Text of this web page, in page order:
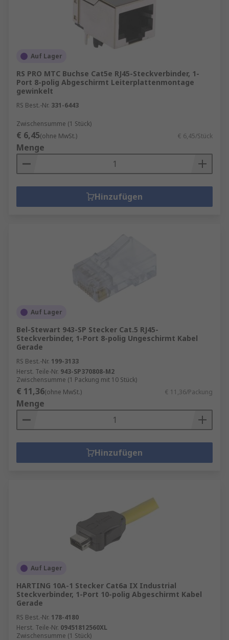
Auf Lager
RS PRO MTC Buchse Cat5e RJ45-Steckverbinder, 1-
Port 8-polig Abgeschirmt Leiterplattenmontage
gewinkelt
RS Best.-Nr. 331-6443
Zwischensumme (1 Stück)
€ 6,45(ohne MwSt.) € 6,45/Stück
Menge
Hinzufügen
Auf Lager
Bel-Stewart 943-SP Stecker Cat.5 RJ45-
Steckverbinder, 1-Port 8-polig Ungeschirmt Kabel
Gerade
RS Best.-Nr. 199-3133
Herst. Teile-Nr. 943-SP370808-M2
Zwischensumme (1 Packung mit 10 Stück)
€ 11,36(ohne MwSt.) € 11,36/Packung
Menge
Hinzufügen
Auf Lager
HARTING 10A-1 Stecker Cat6a IX Industrial
Steckverbinder, 1-Port 10-polig Abgeschirmt Kabel
Gerade
RS Best.-Nr. 178-4180
Herst. Teile-Nr. 09451812560XL
Zwischensumme (1 Stück)